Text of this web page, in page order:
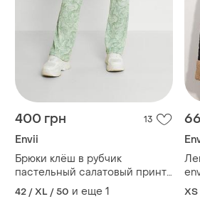
400 грн 13
Envii
Брюки клёш в рубчик
пастельный салатовый принт
мраморный узор envii
42 / XL / 50 и еще 1 ХS